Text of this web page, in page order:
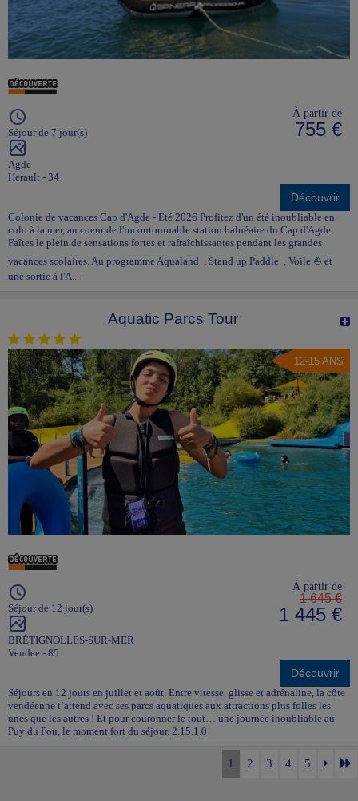
Séjour de 7 jour(s)
Agde
Herault - 34
À partir de
755 €
Découvrir
Colonie de vacances Cap d'Agde - Eté 2026 Profitez d'un été inoubliable en
colo à la mer, au coeur de l'incontournable station balnéaire du Cap d'Agde.
Faîtes le plein de sensations fortes et rafraîchissantes pendant les grandes
vacances scolaires. Au programme Aqualand , Stand up Paddle , Voile ⛵ et
une sortie à l'A...
Aquatic Parcs Tour
12-15 ANS
Séjour de 12 jour(s)
BRÉTIGNOLLES-SUR-MER
Vendee - 85
À partir de
1 645 €
1 445 €
Découvrir
Séjours en 12 jours en juillet et août. Entre vitesse, glisse et adrénaline, la côte
vendéenne t’attend avec ses parcs aquatiques aux attractions plus folles les
unes que les autres ! Et pour couronner le tout… une journée inoubliable au
Puy du Fou, le moment fort du séjour. 2.15.1.0
1 2 3 4 5